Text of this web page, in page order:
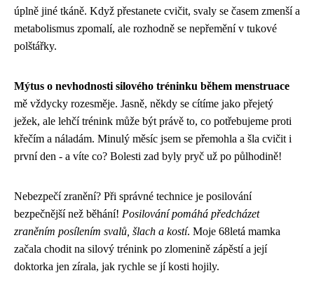
úplně jiné tkáně. Když přestanete cvičit, svaly se časem zmenší a
metabolismus zpomalí, ale rozhodně se nepřemění v tukové
polštářky.
Mýtus o nevhodnosti silového tréninku během menstruace
mě vždycky rozesměje. Jasně, někdy se cítíme jako přejetý
ježek, ale lehčí trénink může být právě to, co potřebujeme proti
křečím a náladám. Minulý měsíc jsem se přemohla a šla cvičit i
první den - a víte co? Bolesti zad byly pryč už po půlhodině!
Nebezpečí zranění? Při správné technice je posilování
bezpečnější než běhání! Posilování pomáhá předcházet
zraněním posílením svalů, šlach a kostí. Moje 68letá mamka
začala chodit na silový trénink po zlomenině zápěstí a její
doktorka jen zírala, jak rychle se jí kosti hojily.